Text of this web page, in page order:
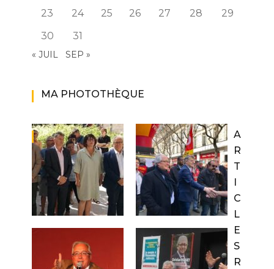
23 24 25 26 27 28
29
30
31
« JUIL SEP »
MA PHOTOTHÈQUE
A
R
T
C
L
E
S
R